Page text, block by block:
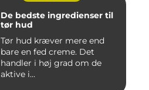
De bedste ingredienser til
tør hud
Tør hud kræver mere end
bare en fed creme. Det
handler i høj grad om de
aktive i...